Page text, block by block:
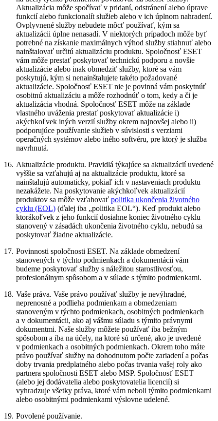
Aktualizácia môže spočívať v pridaní, odstránení alebo úprave
funkcií alebo funkcionalít služieb alebo v ich úplnom nahradení.
Ovplyvnené služby nebudete môcť používať, kým sa
aktualizácii úplne nenasadí. V niektorých prípadoch môže byť
potrebné na získanie maximálnych výhod služby stiahnuť alebo
nainštalovať určitú aktualizáciu produktu. Spoločnosť ESET
vám môže prestať poskytovať technickú podporu a novšie
aktualizácie alebo inak obmedziť služby, ktoré sa vám
poskytujú, kým si nenainštalujete takéto požadované
aktualizácie. Spoločnosť ESET nie je povinná vám poskytnúť
osobitnú aktualizáciu a môže rozhodnúť o tom, kedy a či je
aktualizácia vhodná. Spoločnosť ESET môže na základe
vlastného uváženia prestať poskytovať aktualizácie i)
akýchkoľvek iných verzií služby okrem najnovšej alebo ii)
podporujúce používanie služieb v súvislosti s verziami
operačných systémov alebo iného softvéru, pre ktorý je služba
navrhnutá.
16. Aktualizácie produktu. Pravidlá týkajúce sa aktualizácií uvedené
vyššie sa vzťahujú aj na aktualizácie produktu, ktoré sa
nainštalujú automaticky, pokiaľ ich v nastaveniach produktu
nezakážete. Na poskytovanie akýchkoľvek aktualizácií
produktov sa môže vzťahovať politika ukončenia životného
cyklu (EOL) (ďalej iba „politika EOL“). Keď produkt alebo
ktorákoľvek z jeho funkcií dosiahne koniec životného cyklu
stanovený v zásadách ukončenia životného cyklu, nebudú sa
poskytovať žiadne aktualizácie.
17. Povinnosti spoločnosti ESET. Na základe obmedzení
stanovených v týchto podmienkach a dokumentácii vám
budeme poskytovať služby s náležitou starostlivosťou,
profesionálnym spôsobom a v súlade s týmito podmienkami.
18. Vaše práva. Vaše právo používať služby je nevýhradné,
neprenosné a podlieha podmienkam a obmedzeniam
stanoveným v týchto podmienkach, osobitných podmienkach
a v dokumentácii, ako aj vášmu súladu s týmito právnymi
dokumentmi. Naše služby môžete používať iba bežným
spôsobom a iba na účely, na ktoré sú určené, ako je uvedené
v podmienkach a osobitných podmienkach. Okrem toho máte
právo používať služby na dohodnutom počte zariadení a počas
doby trvania predplatného alebo počas trvania vašej roly ako
partnera spoločnosti ESET alebo MSP. Spoločnosť ESET
(alebo jej dodávatelia alebo poskytovatelia licencií) si
vyhradzuje všetky práva, ktoré vám neboli týmito podmienkami
alebo osobitnými podmienkami výslovne udelené.
19. Povolené používanie.